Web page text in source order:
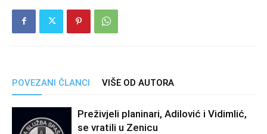
POVEZANI ČLANCI VIŠE OD AUTORA
Preživjeli planinari, Adilović i Vidimlić,
se vratili u Zenicu